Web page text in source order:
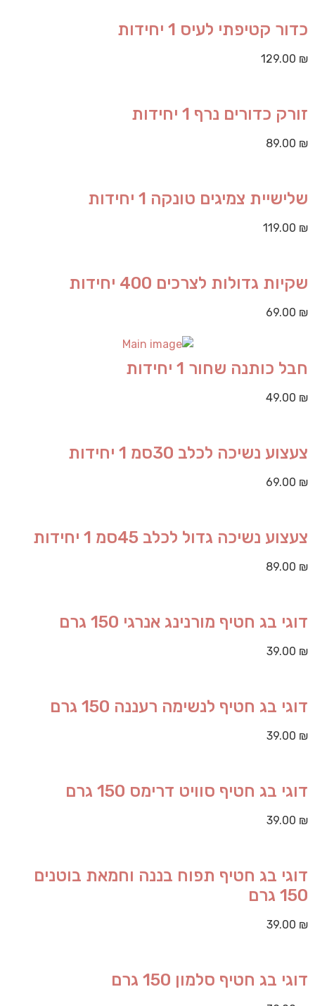
כדור קטיפתי לעיס 1 יחידות
129.00 ₪
זורק כדורים נרף 1 יחידות
89.00 ₪
שלישיית צמיגים טונקה 1 יחידות
119.00 ₪
שקיות גדולות לצרכים 400 יחידות
69.00 ₪
חבל כותנה שחור 1 יחידות
49.00 ₪
צעצוע נשיכה לכלב 30סמ 1 יחידות
69.00 ₪
צעצוע נשיכה גדול לכלב 45סמ 1 יחידות
89.00 ₪
דוגי בג חטיף מורנינג אנרגי 150 גרם
39.00 ₪
דוגי בג חטיף לנשימה רעננה 150 גרם
39.00 ₪
דוגי בג חטיף סוויט דרימס 150 גרם
39.00 ₪
דוגי בג חטיף תפוח בננה וחמאת בוטנים
150 גרם
39.00 ₪
דוגי בג חטיף סלמון 150 גרם